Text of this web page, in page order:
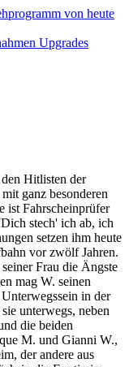
Upgrades
Hitlisten der
ganz besonderen
ist Fahrscheinprüfer
stech' ich ab, ich
setzen ihm heute
vor zwölf Jahren.
Frau die Ängste
mag W. seinen
in der
unterwegs, neben
die beiden
M. und Gianni W.,
der andere aus